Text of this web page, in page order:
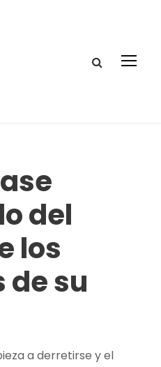
del
los
de su
a derretirse y el